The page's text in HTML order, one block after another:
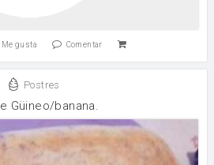
Me gusta Comentar
Postres
Güineo/banana.